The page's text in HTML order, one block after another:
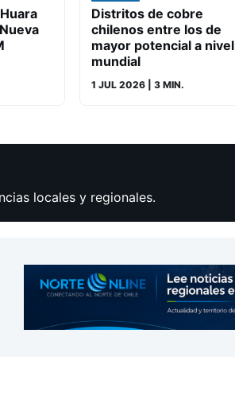
Distritos de cobre
chilenos entre los de
mayor potencial a nivel
mundial
1 JUL 2026 | 3 MIN.
locales y regionales.